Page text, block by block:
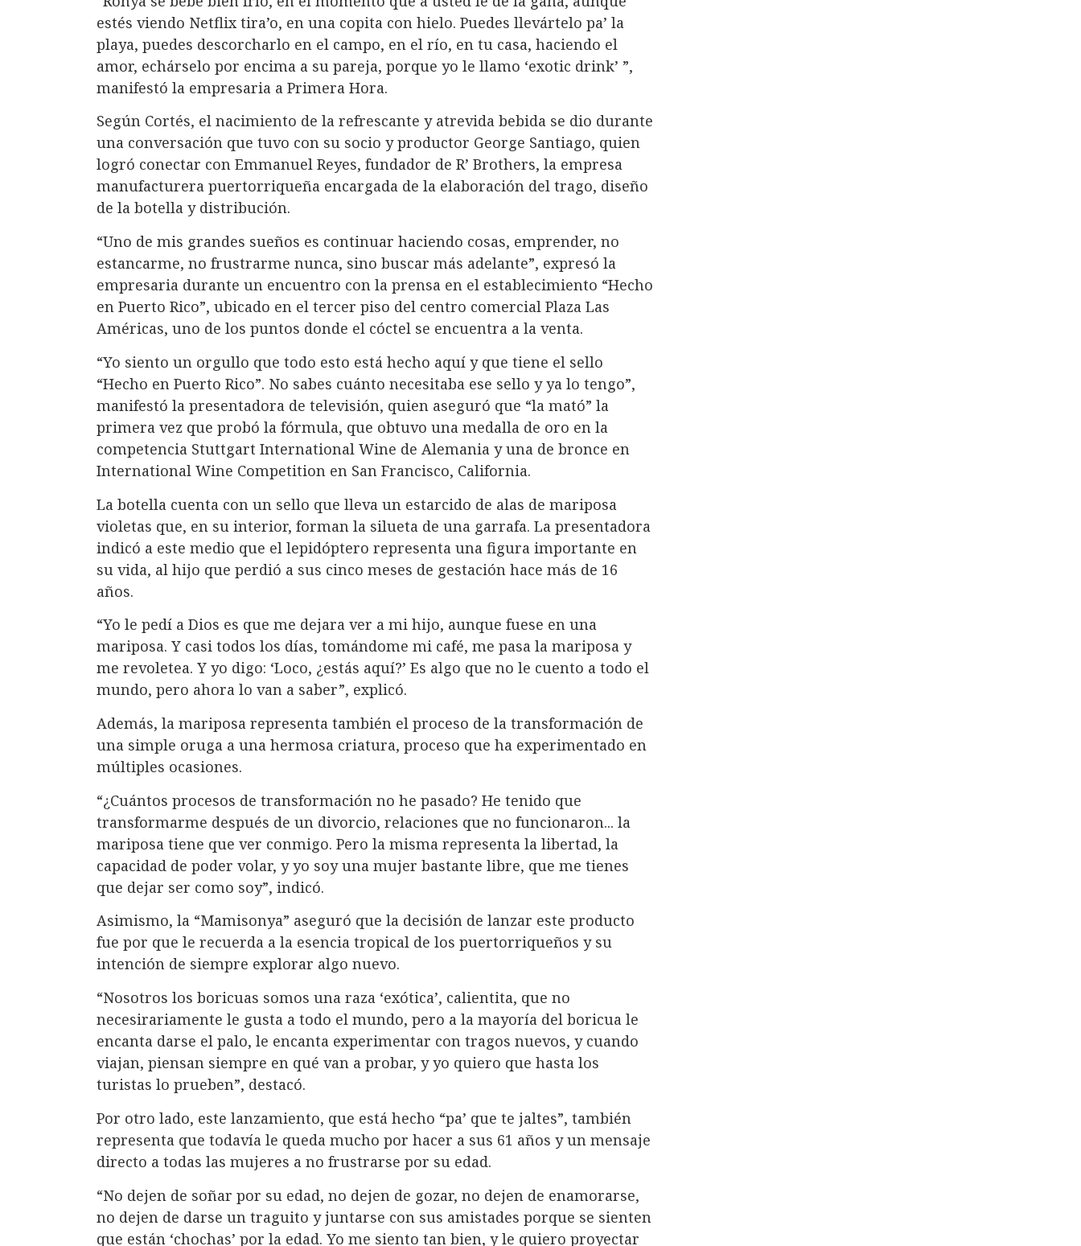
estés viendo Netflix tira’o, en una copita con hielo. Puedes llevártelo pa’ la
playa, puedes descorcharlo en el campo, en el río, en tu casa, haciendo el
amor, echárselo por encima a su pareja, porque yo le llamo ‘exotic drink’ ”,
manifestó la empresaria a Primera Hora.
Según Cortés, el nacimiento de la refrescante y atrevida bebida se dio durante
una conversación que tuvo con su socio y productor George Santiago, quien
logró conectar con Emmanuel Reyes, fundador de R’ Brothers, la empresa
manufacturera puertorriqueña encargada de la elaboración del trago, diseño
de la botella y distribución.
“Uno de mis grandes sueños es continuar haciendo cosas, emprender, no
estancarme, no frustrarme nunca, sino buscar más adelante”, expresó la
empresaria durante un encuentro con la prensa en el establecimiento “Hecho
en Puerto Rico”, ubicado en el tercer piso del centro comercial Plaza Las
Américas, uno de los puntos donde el cóctel se encuentra a la venta.
“Yo siento un orgullo que todo esto está hecho aquí y que tiene el sello
“Hecho en Puerto Rico”. No sabes cuánto necesitaba ese sello y ya lo tengo”,
manifestó la presentadora de televisión, quien aseguró que “la mató” la
primera vez que probó la fórmula, que obtuvo una medalla de oro en la
competencia Stuttgart International Wine de Alemania y una de bronce en
International Wine Competition en San Francisco, California.
La botella cuenta con un sello que lleva un estarcido de alas de mariposa
violetas que, en su interior, forman la silueta de una garrafa. La presentadora
indicó a este medio que el lepidóptero representa una figura importante en
su vida, al hijo que perdió a sus cinco meses de gestación hace más de 16
años.
“Yo le pedí a Dios es que me dejara ver a mi hijo, aunque fuese en una
mariposa. Y casi todos los días, tomándome mi café, me pasa la mariposa y
me revoletea. Y yo digo: ‘Loco, ¿estás aquí?’ Es algo que no le cuento a todo el
mundo, pero ahora lo van a saber”, explicó.
Además, la mariposa representa también el proceso de la transformación de
una simple oruga a una hermosa criatura, proceso que ha experimentado en
múltiples ocasiones.
“¿Cuántos procesos de transformación no he pasado? He tenido que
transformarme después de un divorcio, relaciones que no funcionaron... la
mariposa tiene que ver conmigo. Pero la misma representa la libertad, la
capacidad de poder volar, y yo soy una mujer bastante libre, que me tienes
que dejar ser como soy”, indicó.
Asimismo, la “Mamisonya” aseguró que la decisión de lanzar este producto
fue por que le recuerda a la esencia tropical de los puertorriqueños y su
intención de siempre explorar algo nuevo.
“Nosotros los boricuas somos una raza ‘exótica’, calientita, que no
necesirariamente le gusta a todo el mundo, pero a la mayoría del boricua le
encanta darse el palo, le encanta experimentar con tragos nuevos, y cuando
viajan, piensan siempre en qué van a probar, y yo quiero que hasta los
turistas lo prueben”, destacó.
Por otro lado, este lanzamiento, que está hecho “pa’ que te jaltes”, también
representa que todavía le queda mucho por hacer a sus 61 años y un mensaje
directo a todas las mujeres a no frustrarse por su edad.
“No dejen de soñar por su edad, no dejen de gozar, no dejen de enamorarse,
no dejen de darse un traguito y juntarse con sus amistades porque se sienten
que están ‘chochas’ por la edad. Yo me siento tan bien, y le quiero proyectar